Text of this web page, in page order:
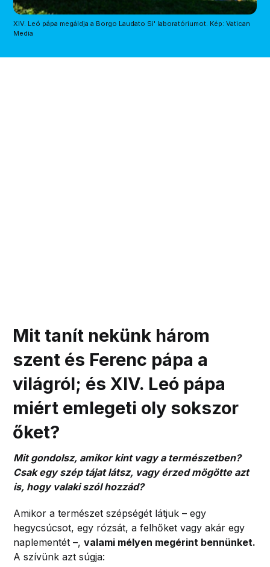
XIV. Leó pápa megáldja a Borgo Laudato Si' laboratóriumot. Kép: Vatican
Media
Mit tanít nekünk három
szent és Ferenc pápa a
világról; és XIV. Leó pápa
miért emlegeti oly sokszor
őket?
Mit gondolsz, amikor kint vagy a természetben?
Csak egy szép tájat látsz, vagy érzed mögötte azt
is, hogy valaki szól hozzád?
Amikor a természet szépségét látjuk – egy
hegycsúcsot, egy rózsát, a felhőket vagy akár egy
naplementét –,valami mélyen megérint bennünket.
A szívünk azt súgja: